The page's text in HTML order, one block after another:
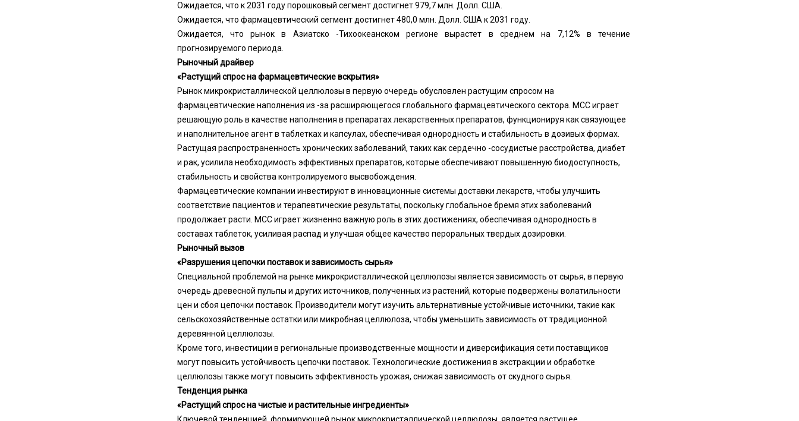
Ожидается, что к 2031 году порошковый сегмент достигнет 979,7 млн. Долл. США.
Ожидается, что фармацевтический сегмент достигнет 480,0 млн. Долл. США к 2031 году.
Ожидается, что рынок в Азиатско -Тихоокеанском регионе вырастет в среднем на 7,12% в течение
прогнозируемого периода.
Рыночный драйвер
«Растущий спрос на фармацевтические вскрытия»
Рынок микрокристаллической целлюлозы в первую очередь обусловлен растущим спросом на
фармацевтические наполнения из -за расширяющегося глобального фармацевтического сектора. MCC играет
решающую роль в качестве наполнения в препаратах лекарственных препаратов, функционируя как связующее
и наполнительное агент в таблетках и капсулах, обеспечивая однородность и стабильность в дозивых формах.
Растущая распространенность хронических заболеваний, таких как сердечно -сосудистые расстройства, диабет
и рак, усилила необходимость эффективных препаратов, которые обеспечивают повышенную биодоступность,
стабильность и свойства контролируемого высвобождения.
Фармацевтические компании инвестируют в инновационные системы доставки лекарств, чтобы улучшить
соответствие пациентов и терапевтические результаты, поскольку глобальное бремя этих заболеваний
продолжает расти. MCC играет жизненно важную роль в этих достижениях, обеспечивая однородность в
составах таблеток, усиливая распад и улучшая общее качество пероральных твердых дозировки.
Рыночный вызов
«Разрушения цепочки поставок и зависимость сырья»
Специальной проблемой на рынке микрокристаллической целлюлозы является зависимость от сырья, в первую
очередь древесной пульпы и других источников, полученных из растений, которые подвержены волатильности
цен и сбоя цепочки поставок. Производители могут изучить альтернативные устойчивые источники, такие как
сельскохозяйственные остатки или микробная целлюлоза, чтобы уменьшить зависимость от традиционной
деревянной целлюлозы.
Кроме того, инвестиции в региональные производственные мощности и диверсификация сети поставщиков
могут повысить устойчивость цепочки поставок. Технологические достижения в экстракции и обработке
целлюлозы также могут повысить эффективность урожая, снижая зависимость от скудного сырья.
Тенденция рынка
«Растущий спрос на чистые и растительные ингредиенты»